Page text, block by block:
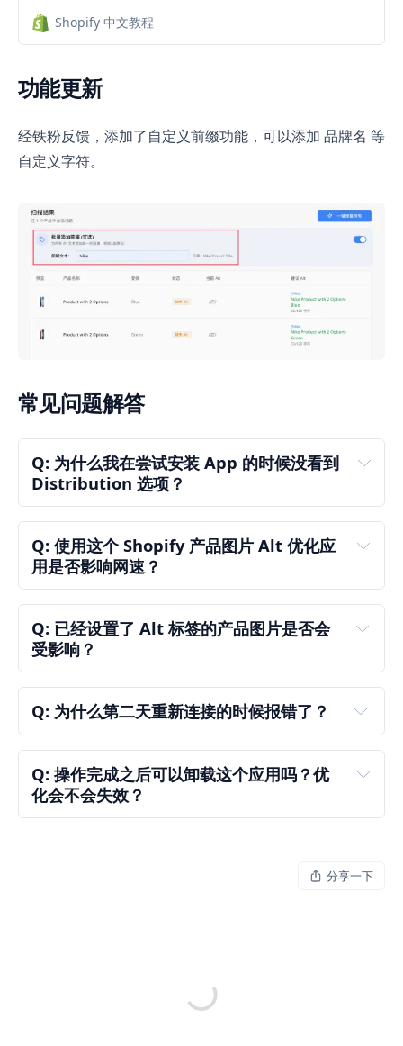
Shopify 中文教程
功能更新
经铁粉反馈，添加了自定义前缀功能，可以添加 品牌名 等
自定义字符。
常见问题解答
Q: 为什么我在尝试安装 App 的时候没看到
Distribution 选项？
App
Q: 使用这个 Shopify 产品图片 Alt 优化应
用是否影响网速？
Q: 已经设置了 Alt 标签的产品图片是否会
受影响？
.jpg/.png
Q: 为什么第二天重新连接的时候报错了？
curl
Q: 操作完成之后可以卸载这个应用吗？优
化会不会失效？
分享一下